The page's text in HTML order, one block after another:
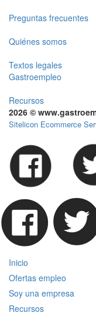
Preguntas frecuentes
Quiénes somos
Textos legales
Gastroempleo
Recursos
2026 ©
Sitelicon Ecommerce
Inicio
Ofertas empleo
Soy una empresa
Recursos